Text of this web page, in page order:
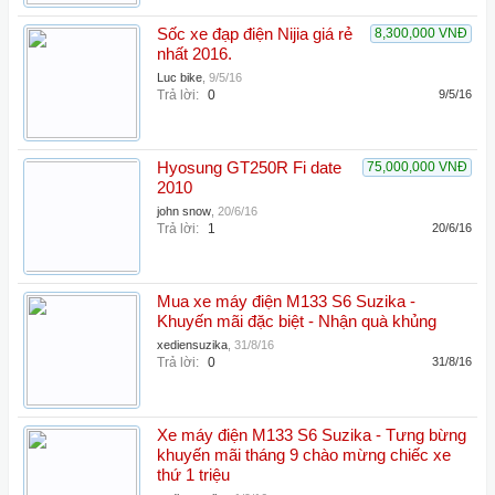
8,300,000 VNĐ
Sốc xe đạp điện Nijia giá rẻ
nhất 2016.
Luc bike 9/5/16
Trả lời: 0 9/5/16
75,000,000 VNĐ
Hyosung GT250R Fi date
2010
john snow 20/6/16
Trả lời: 1 20/6/16
Mua xe máy điện M133 S6 Suzika -
Khuyến mãi đặc biệt - Nhận quà khủng
xediensuzika 31/8/16
Trả lời: 0 31/8/16
Xe máy điện M133 S6 Suzika - Tưng bừng
khuyến mãi tháng 9 chào mừng chiếc xe
thứ 1 triệu